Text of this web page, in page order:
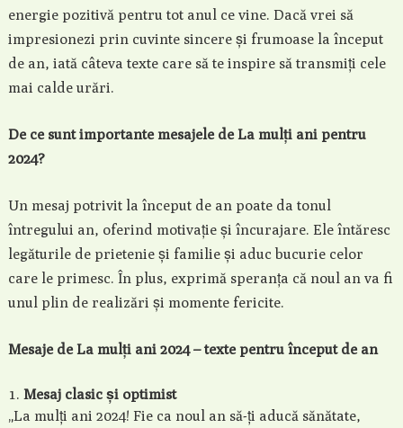
energie pozitivă pentru tot anul ce vine. Dacă vrei să
impresionezi prin cuvinte sincere și frumoase la început
de an, iată câteva texte care să te inspire să transmiți cele
mai calde urări.
De ce sunt importante mesajele de La mulți ani pentru
2024?
Un mesaj potrivit la început de an poate da tonul
întregului an, oferind motivație și încurajare. Ele întăresc
legăturile de prietenie și familie și aduc bucurie celor
care le primesc. În plus, exprimă speranța că noul an va fi
unul plin de realizări și momente fericite.
Mesaje de La mulți ani 2024 – texte pentru început de an
Mesaj clasic și optimist
„La mulți ani 2024! Fie ca noul an să-ți aducă sănătate,